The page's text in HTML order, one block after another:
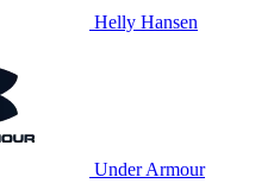
Helly Hansen
Under Armour